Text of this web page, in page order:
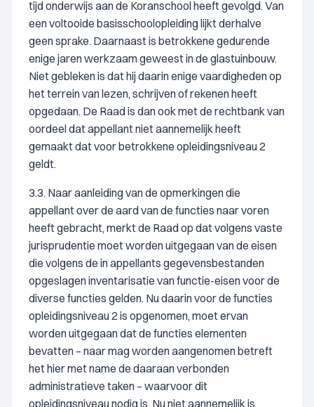
tijd onderwijs aan de Koranschool heeft gevolgd. Van
een voltooide basisschoolopleiding lijkt derhalve
geen sprake. Daarnaast is betrokkene gedurende
enige jaren werkzaam geweest in de glastuinbouw.
Niet gebleken is dat hij daarin enige vaardigheden op
het terrein van lezen, schrijven of rekenen heeft
opgedaan. De Raad is dan ook met de rechtbank van
oordeel dat appellant niet aannemelijk heeft
gemaakt dat voor betrokkene opleidingsniveau 2
geldt.
3.3. Naar aanleiding van de opmerkingen die
appellant over de aard van de functies naar voren
heeft gebracht, merkt de Raad op dat volgens vaste
jurisprudentie moet worden uitgegaan van de eisen
die volgens de in appellants gegevensbestanden
opgeslagen inventarisatie van functie-eisen voor de
diverse functies gelden. Nu daarin voor de functies
opleidingsniveau 2 is opgenomen, moet ervan
worden uitgegaan dat de functies elementen
bevatten – naar mag worden aangenomen betreft
het hier met name de daaraan verbonden
administratieve taken – waarvoor dit
opleidingsniveau nodig is. Nu niet aannemelijk is